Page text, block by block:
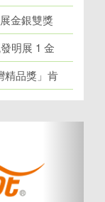
金銀雙獎
明展 1 金
精品獎」肯